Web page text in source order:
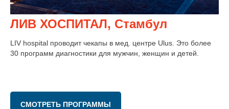
ЛИВ ХОСПИТАЛ, Стамбул
LIV hospital проводит чекапы в мед. центре Ulus. Это более
30 программ диагностики для мужчин, женщин и детей.
СМОТРЕТЬ ПРОГРАММЫ